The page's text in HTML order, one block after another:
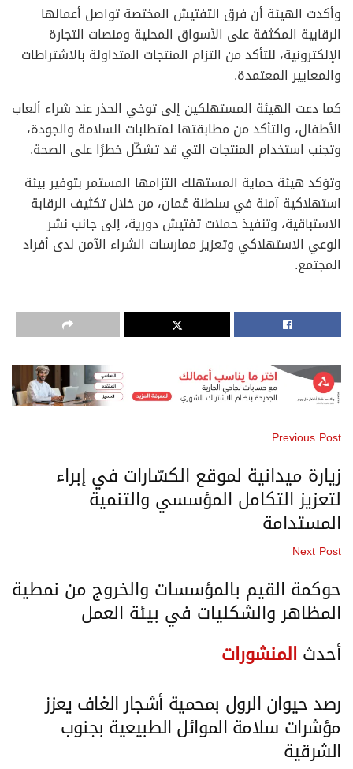
وأكدت الهيئة أن فرق التفتيش المختصة تواصل أعمالها
الرقابية المكثفة على الأسواق المحلية ومنصات التجارة
الإلكترونية، للتأكد من التزام المنتجات المتداولة بالاشتراطات
والمعايير المعتمدة.
كما دعت الهيئة المستهلكين إلى توخي الحذر عند شراء ألعاب
الأطفال، والتأكد من مطابقتها لمتطلبات السلامة والجودة،
وتجنب استخدام المنتجات التي قد تشكّل خطرًا على الصحة.
وتؤكد هيئة حماية المستهلك التزامها المستمر بتوفير بيئة
استهلاكية آمنة في سلطنة عُمان، من خلال تكثيف الرقابة
الاستباقية، وتنفيذ حملات تفتيش دورية، إلى جانب نشر
الوعي الاستهلاكي وتعزيز ممارسات الشراء الآمن لدى أفراد
المجتمع.
Previous Post
زيارة ميدانية لموقع الكسّارات في إبراء
لتعزيز التكامل المؤسسي والتنمية
المستدامة
Next Post
حوكمة القيم بالمؤسسات والخروج من نمطية
المظاهر والشكليات في بيئة العمل
أحدثالمنشورات
رصد حيوان الرول بمحمية أشجار الغاف يعزز
مؤشرات سلامة الموائل الطبيعية بجنوب
الشرقية